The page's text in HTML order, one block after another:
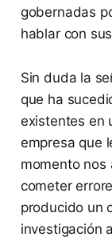
gobernadas
hablar con
Sin duda la
que ha
existentes en
empresa que
momento nos
cometer
producido un
investigación